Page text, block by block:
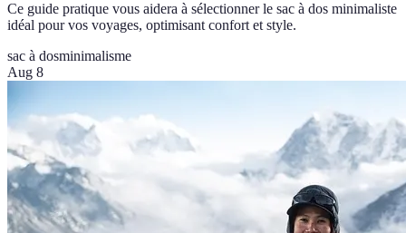
Ce guide pratique vous aidera à sélectionner le sac à dos minimaliste
idéal pour vos voyages, optimisant confort et style.
sac à dosminimalisme
Aug 8